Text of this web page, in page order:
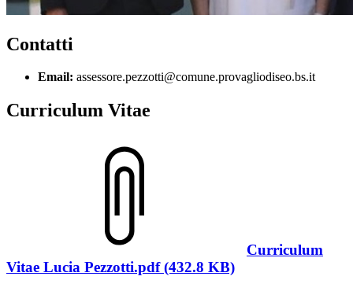
Contatti
Email: assessore.pezzotti@comune.provagliodiseo.bs.it
Curriculum Vitae
Curriculum
Vitae Lucia Pezzotti.pdf (432.8 KB)